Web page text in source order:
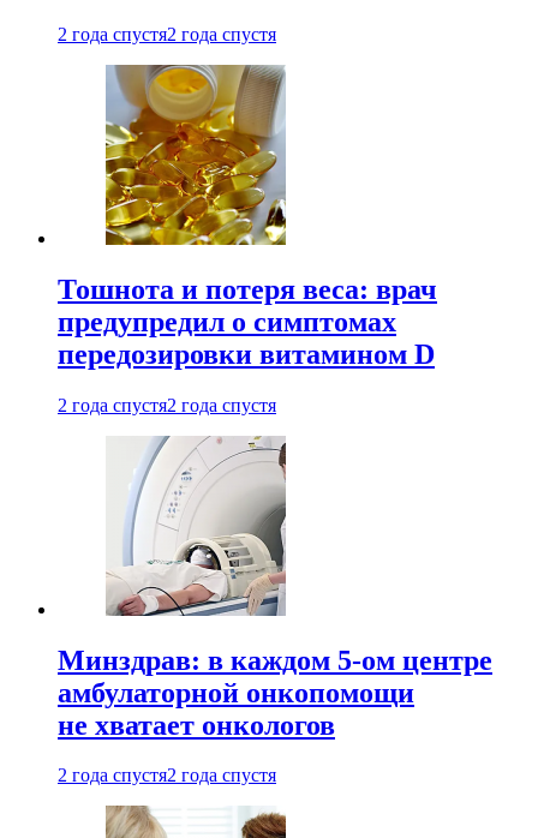
2 года спустя2 года спустя
Тошнота и потеря веса: врач
предупредил о симптомах
передозировки витамином D
2 года спустя2 года спустя
Минздрав: в каждом 5-ом центре
амбулаторной онкопомощи
не хватает онкологов
2 года спустя2 года спустя